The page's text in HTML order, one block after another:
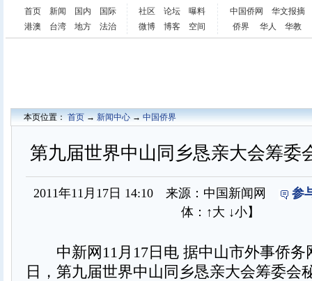
首页 新闻 国内
国际
港澳
台湾 地方 法治
社区 论坛
曝料
微博
博客 空间
中国侨网
华文报摘
侨界
华人 华教
本页位置：首页→新闻中心→中国侨界
第九届世界中山同乡恳亲大会筹委
2011年11月17日 14:10 来源：中国新闻网
参
体： ↑大 ↓小】
中新网11月17日电 据中山市外事侨务
日，第九届世界中山同乡恳亲大会筹委会